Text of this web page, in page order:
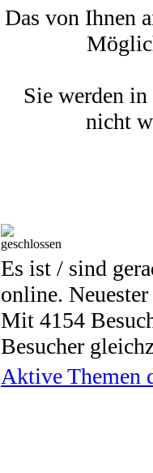
Das von Ihnen
Sie werden
nicht
Es ist / sind
online.
Mit 4154
Besucher
Aktive Themen